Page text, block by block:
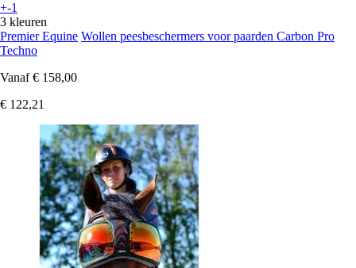
+-1
3 kleuren
Premier Equine Wollen peesbeschermers voor paarden Carbon Pro
Techno
Vanaf € 158,00
€ 122,21